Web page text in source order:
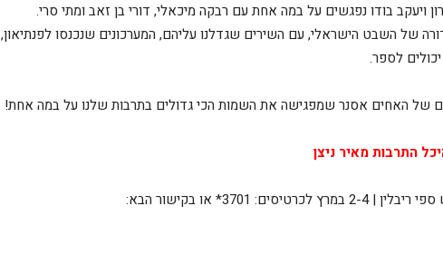
ויעקב בודו נפגשים על במה אחת עם רבקה מיכאלי, דורי בן זאב ומתי סרי.
של השבט הישראלי, עם השירים שגדלנו עליהם, המערכונים שנכנסו לפנתיאון,
לספר.
של האחים אסנר שמפגישה את השמות הכי גדולים בתרבות שלנו על במה אחת!
3701* או בקישור הבא: